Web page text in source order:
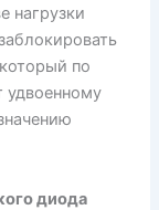
нагрузки
по
удвоенному
диода